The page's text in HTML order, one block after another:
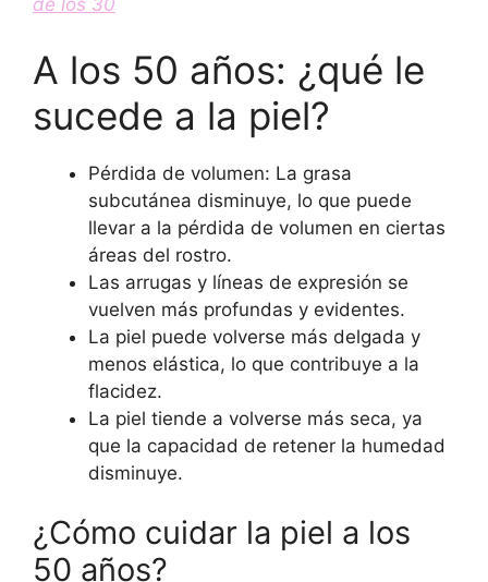
de los 30
A los 50 años: ¿qué le
sucede a la piel?
Pérdida de volumen: La grasa
subcutánea disminuye, lo que puede
llevar a la pérdida de volumen en ciertas
áreas del rostro.
Las arrugas y líneas de expresión se
vuelven más profundas y evidentes.
La piel puede volverse más delgada y
menos elástica, lo que contribuye a la
flacidez.
La piel tiende a volverse más seca, ya
que la capacidad de retener la humedad
disminuye.
¿Cómo cuidar la piel a los
50 años?